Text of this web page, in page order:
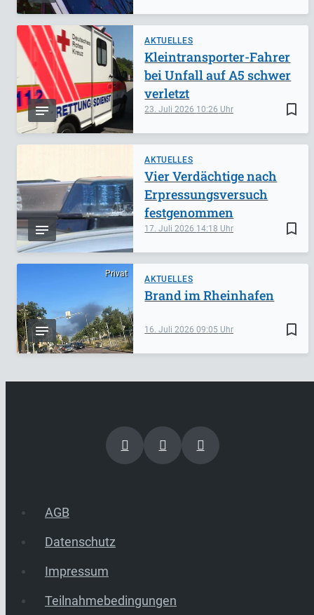
AKTUELLES
bookmark_border
23. Juli 2026 10:26
Kleintransporter-Fahrer
bei Unfall auf A5 schwer
verletzt
AKTUELLES
bookmark_border
17. Juli 2026 14:18
Vier Verdächtige nach
Erpressungsversuch
festgenommen
Privat
AKTUELLES
bookmark_border
16. Juli 202609:05
Brand im Rheinhafen
AGB
Datenschutz
Impressum
Teilnahmebedingungen